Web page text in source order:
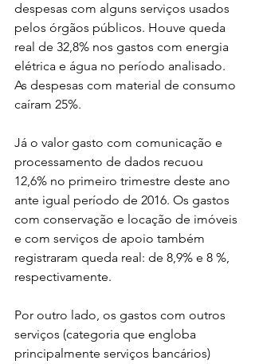
despesas com alguns serviços usados
pelos órgãos públicos. Houve queda
real de 32,8% nos gastos com energia
elétrica e água no período analisado.
As despesas com material de consumo
caíram 25%.
Já o valor gasto com comunicação e
processamento de dados recuou
12,6% no primeiro trimestre deste ano
ante igual período de 2016. Os gastos
com conservação e locação de imóveis
e com serviços de apoio também
registraram queda real: de 8,9% e 8 %,
respectivamente.
Por outro lado, os gastos com outros
serviços (categoria que engloba
principalmente serviços bancários)